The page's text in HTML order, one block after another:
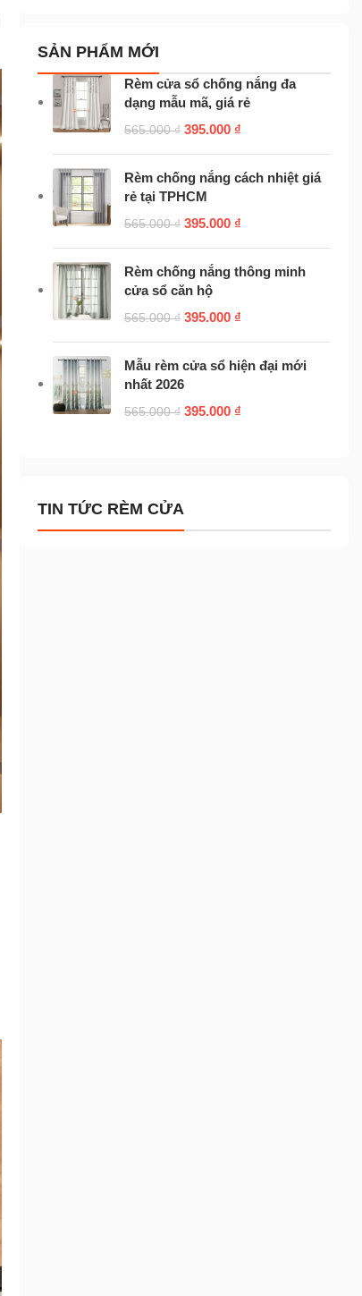
SẢN PHẨM MỚI
Rèm cửa sổ chống nắng đa
dạng mẫu mã, giá rẻ
565.000₫ 395.000 ₫
Rèm chống nắng cách nhiệt giá
rẻ tại TPHCM
565.000₫ 395.000 ₫
Rèm chống nắng thông minh
cửa sổ căn hộ
565.000₫ 395.000 ₫
Mẫu rèm cửa sổ hiện đại mới
nhất 2026
565.000₫ 395.000 ₫
TIN TỨC RÈM CỬA